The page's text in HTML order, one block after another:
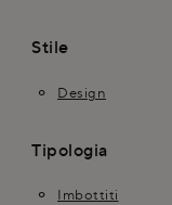
Stile
Design
Tipologia
Imbottiti